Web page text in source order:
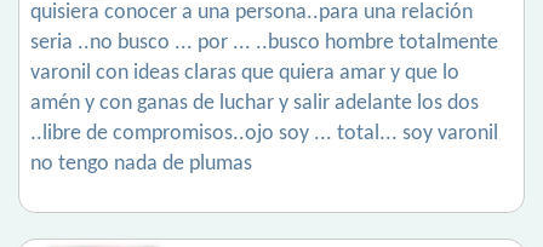
quisiera conocer a una persona..para una relación
seria ..no busco ... por ... ..busco hombre totalmente
varonil con ideas claras que quiera amar y que lo
amén y con ganas de luchar y salir adelante los dos
..libre de compromisos..ojo soy ... total... soy varonil
no tengo nada de plumas